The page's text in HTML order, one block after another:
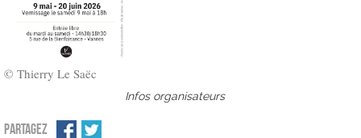
© Thierry Le Saëc
Infos organisateurs
PARTAGEZ